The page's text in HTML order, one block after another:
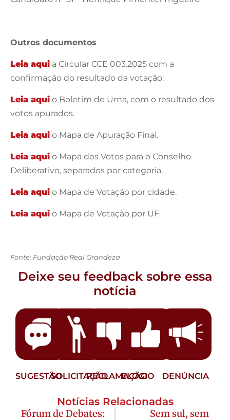
Outros documentos
Leia aqui a Circular CCE 003.2025 com a
confirmação do resultado da votação.
Leia aqui o Boletim de Urna, com o resultado dos
votos apurados.
Leia aqui o Mapa de Apuração Final.
Leia aqui o Mapa dos Votos para o Conselho
Deliberativo, separados por categoria.
Leia aqui o Mapa de Votação por cidade.
Leia aqui o Mapa de Votação por UF.
Fonte: Fundação Real Grandeza
Deixe seu feedback sobre essa
notícia
SUGESTÃOSOLICITAÇÃORECLAMAÇÃO
ELOGIO DENÚNCIA
Notícias Relacionadas
Fórum de Debates:
Sem sul, sem